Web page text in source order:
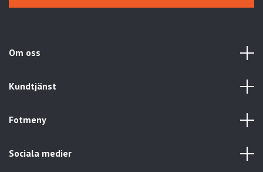
Om oss
Kundtjänst
Fotmeny
Sociala medier